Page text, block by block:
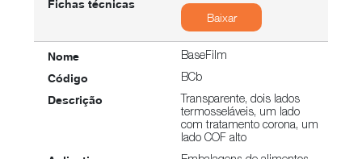
Baixar
BaseFilm
BCb
Transparente, dois lados
termosseláveis, um lado
com tratamento corona, um
lado COF alto